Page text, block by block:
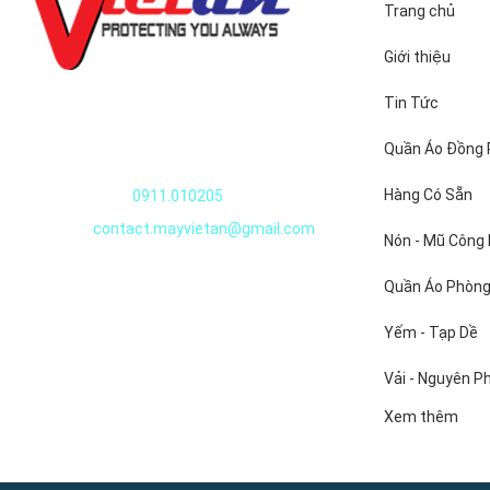
– Chất liệu
– Thiết kế
– Logo
-Quần áo
-Quần áp
-Cty May
kim chắc
Liên hệ
0911.010205
contact.mayvietan@gmail.com
Trang chủ
Giới thiệu
Tin Tức
Quần Áo Đồng
Hàng Có Sẵn
Nón - Mũ Công
Quần Áo
Yếm - Tạp Dề
Vải - Nguyên
Xem thêm